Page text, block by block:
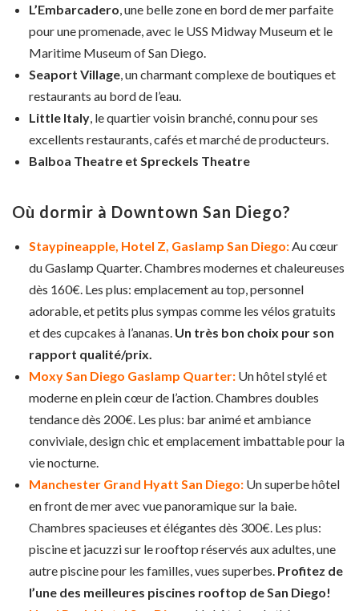
L’Embarcadero, une belle zone en bord de mer parfaite
pour une promenade, avec le USS Midway Museum et le
Maritime Museum of San Diego.
Seaport Village, un charmant complexe de boutiques et
restaurants au bord de l’eau.
Little Italy, le quartier voisin branché, connu pour ses
excellents restaurants, cafés et marché de producteurs.
Balboa Theatre et Spreckels Theatre
Où dormir à Downtown San Diego?
Staypineapple, Hotel Z, Gaslamp San Diego:Au cœur
du Gaslamp Quarter. Chambres modernes et chaleureuses
dès 160€. Les plus: emplacement au top, personnel
adorable, et petits plus sympas comme les vélos gratuits
et des cupcakes à l’ananas. Un très bon choix pour son
rapport qualité/prix.
Moxy San Diego Gaslamp Quarter: Un hôtel stylé et
moderne en plein cœur de l’action. Chambres doubles
tendance dès 200€. Les plus: bar animé et ambiance
conviviale, design chic et emplacement imbattable pour la
vie nocturne.
Manchester Grand Hyatt San Diego: Un superbe hôtel
en front de mer avec vue panoramique sur la baie.
Chambres spacieuses et élégantes dès 300€. Les plus:
piscine et jacuzzi sur le rooftop réservés aux adultes, une
autre piscine pour les familles, vues superbes. Profitez de
l’une des meilleures piscines rooftop de San Diego!